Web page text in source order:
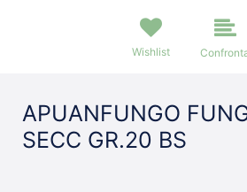
Wishlist
APUANFUNGO
SECC GR.20 BS